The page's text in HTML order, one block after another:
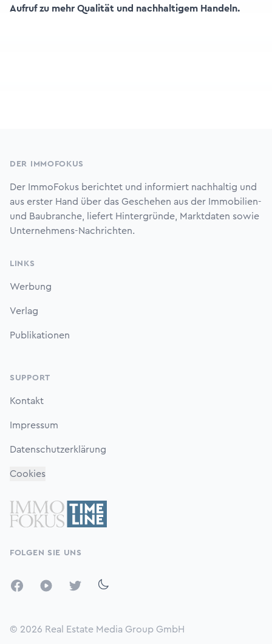
Aufruf zu mehr Qualität und nachhaltigem Handeln.
DER IMMOFOKUS
Der ImmoFokus berichtet und informiert nachhaltig und
aus erster Hand über das Geschehen aus der Immobilien-
und Baubranche, liefert Hintergründe, Marktdaten sowie
Unternehmens-Nachrichten.
LINKS
Werbung
Verlag
Publikationen
SUPPORT
Kontakt
Impressum
Datenschutzerklärung
Cookies
FOLGEN SIE UNS
FacebookYouTubeTwitter
© 2026 Real Estate Media Group GmbH